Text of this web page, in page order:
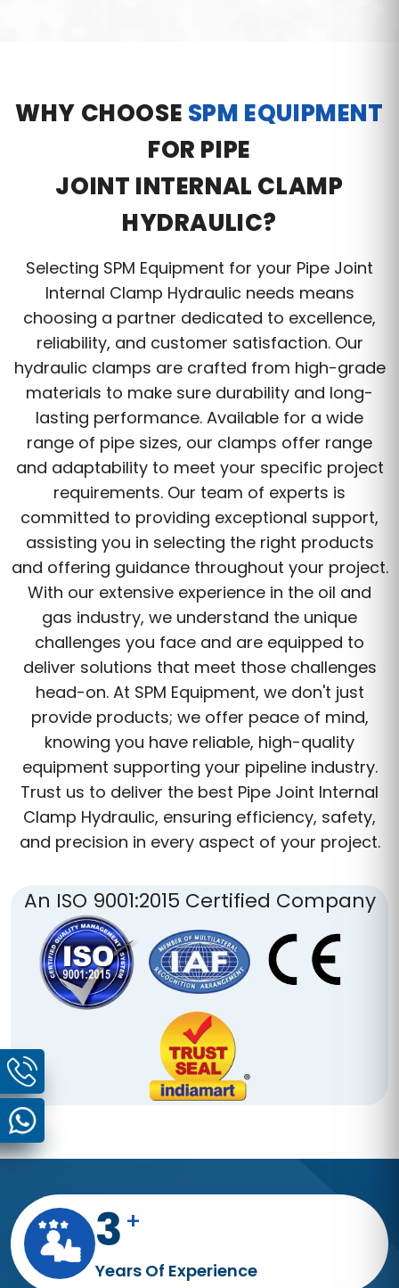
Submit
WHY CHOOSESPM EQUIPMENT
FOR PIPE
JOINT INTERNAL CLAMP
HYDRAULIC?
Selecting SPM Equipment for your Pipe Joint
Internal Clamp Hydraulic needs means
choosing a partner dedicated to excellence,
reliability, and customer satisfaction. Our
hydraulic clamps are crafted from high-grade
materials to make sure durability and long-
lasting performance. Available for a wide
range of pipe sizes, our clamps offer range
and adaptability to meet your specific project
requirements. Our team of experts is
committed to providing exceptional support,
assisting you in selecting the right products
and offering guidance throughout your project.
With our extensive experience in the oil and
gas industry, we understand the unique
challenges you face and are equipped to
deliver solutions that meet those challenges
provide products; we offer peace of mind,
knowing you have reliable, high-quality
equipment supporting your pipeline industry.
Trust us to deliver the best Pipe Joint Internal
Clamp Hydraulic, ensuring efficiency, safety,
and precision in every aspect of your project.
An ISO 9001:2015 Certified Company